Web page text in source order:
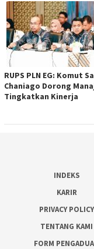
RUPS PLN EG: Komut
Chaniago Dorong
Tingkatkan Kinerja
INDEKS
KARIR
PRIVACY POLICY
TENTANG KAMI
FORM